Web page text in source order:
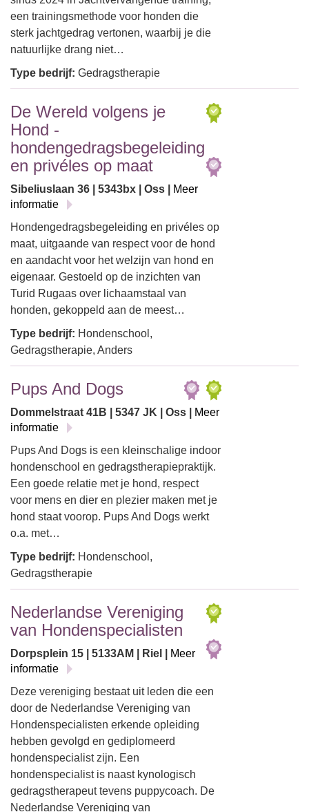
een trainingsmethode voor honden die
sterk jachtgedrag vertonen, waarbij je die
natuurlijke drang niet…
Type bedrijf: Gedragstherapie
De Wereld volgens je
Hond -
hondengedragsbegeleiding
en privéles op maat
Sibeliuslaan 36 | 5343bx | Oss |
Meer
informatie
Hondengedragsbegeleiding en privéles op
maat, uitgaande van respect voor de hond
en aandacht voor het welzijn van hond en
eigenaar. Gestoeld op de inzichten van
Turid Rugaas over lichaamstaal van
honden, gekoppeld aan de meest…
Type bedrijf: Hondenschool,
Gedragstherapie, Anders
Pups And Dogs
Dommelstraat 41B | 5347 JK | Oss |
Meer
informatie
Pups And Dogs is een kleinschalige indoor
hondenschool en gedragstherapiepraktijk.
Een goede relatie met je hond, respect
voor mens en dier en plezier maken met je
hond staat voorop. Pups And Dogs werkt
o.a. met…
Type bedrijf: Hondenschool,
Gedragstherapie
Nederlandse Vereniging
van Hondenspecialisten
Dorpsplein 15 | 5133AM | Riel |
Meer
informatie
Deze vereniging bestaat uit leden die een
door de Nederlandse Vereniging van
Hondenspecialisten erkende opleiding
hebben gevolgd en gediplomeerd
hondenspecialist zijn. Een
hondenspecialist is naast kynologisch
gedragstherapeut tevens puppycoach. De
Nederlandse Vereniging van